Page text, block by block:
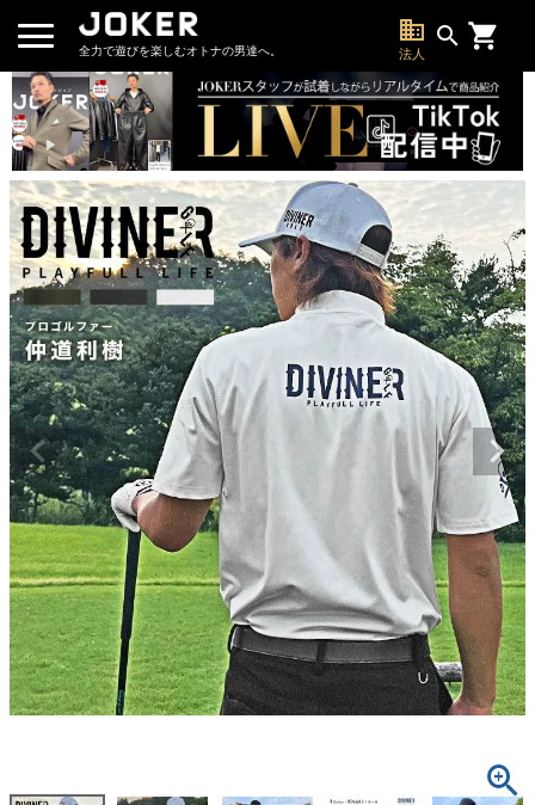
全力で遊びを楽しむオトナの男達へ。
business
法人
search